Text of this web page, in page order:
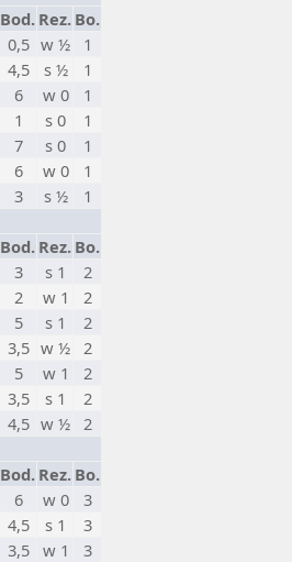
Bod. Rez. Bo.
0,5 w ½
1
4,5 s ½
1
6 w 0
1
1 s 0
1
7 s 0
1
6 w 0
1
3 s ½
1
Bod. Rez. Bo.
3 s 1
2
2 w 1
2
5 s 1
2
3,5 w ½ 2
5 w 1
2
3,5 s 1
2
4,5 w ½ 2
Bod. Rez. Bo.
6 w 0
3
4,5 s 1
3
3,5 w 1
3